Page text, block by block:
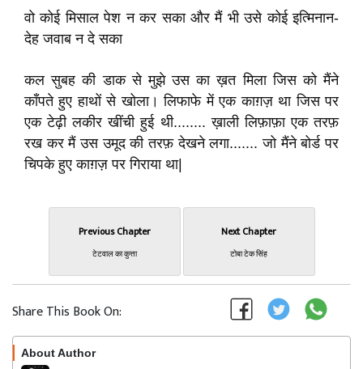
वो कोई मिसाल पेश न कर सका और मैं भी उसे कोई इत्मिनान-
देह जवाब न दे सका
कल सुबह की डाक से मुझे उस का ख़त मिला जिस को मैंने
काँपते हुए हाथों से खोला। लिफाफे में एक काग़ज़ था जिस पर
एक टेढ़ी लकीर खींची हुई थी........ ख़ाली लिफ़ाफ़ा एक तरफ़
रख कर मैं उस उमूद की तरफ़ देखने लगा....... जो मैंने बोर्ड पर
चिपके हुए काग़ज़ पर गिराया था|
Previous Chapter
टेटवाल का कुत्ता
Next Chapter
टोबा टेक सिंह
Share This Book On:
About Author